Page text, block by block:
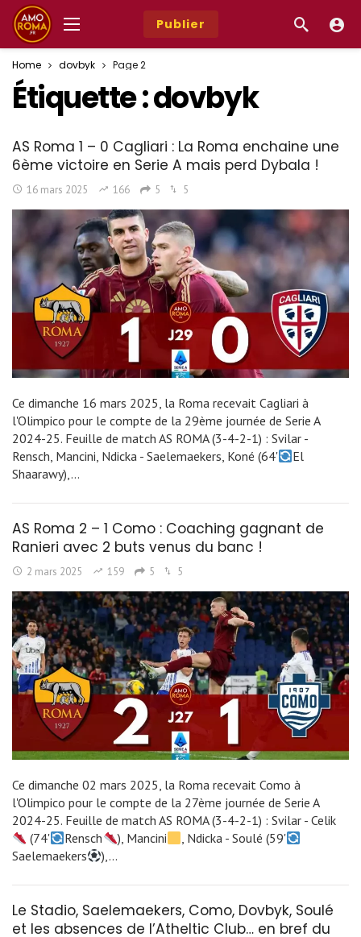
Publier
Home dovbyk Page 2
Étiquette :dovbyk
AS Roma 1 – 0 Cagliari : La Roma enchaine une
6ème victoire en Serie A mais perd Dybala !
16 mars 2025 166 5 5
Ce dimanche 16 mars 2025, la Roma recevait Cagliari à
l'Olimpico pour le compte de la 29ème journée de Serie A
2024-25. Feuille de match AS ROMA (3-4-2-1) : Svilar -
Rensch, Mancini, Ndicka - Saelemaekers, Koné (64'
El
Shaarawy),…
AS Roma 2 – 1 Como : Coaching gagnant de
Ranieri avec 2 buts venus du banc !
2 mars 2025 159 5 5
Ce dimanche 02 mars 2025, la Roma recevait Como à
l'Olimpico pour le compte de la 27ème journée de Serie A
2024-25. Feuille de match AS ROMA (3-4-2-1) : Svilar - Celik
(74'
Rensch ), Mancini
, Ndicka - Soulé (59'
Saelemaekers
),…
Le Stadio, Saelemaekers, Como, Dovbyk, Soulé
et les absences de l’Atheltic Club… en bref du